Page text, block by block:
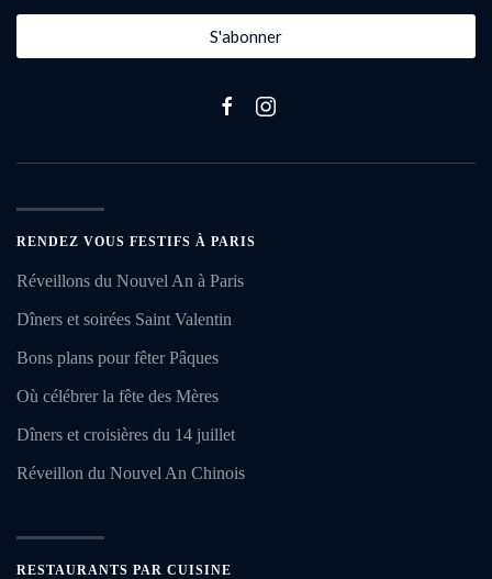
S'abonner
RENDEZ VOUS FESTIFS À PARIS
Réveillons du Nouvel An à Paris
Dîners et soirées Saint Valentin
Bons plans pour fêter Pâques
Où célébrer la fête des Mères
Dîners et croisières du 14 juillet
Réveillon du Nouvel An Chinois
RESTAURANTS PAR CUISINE